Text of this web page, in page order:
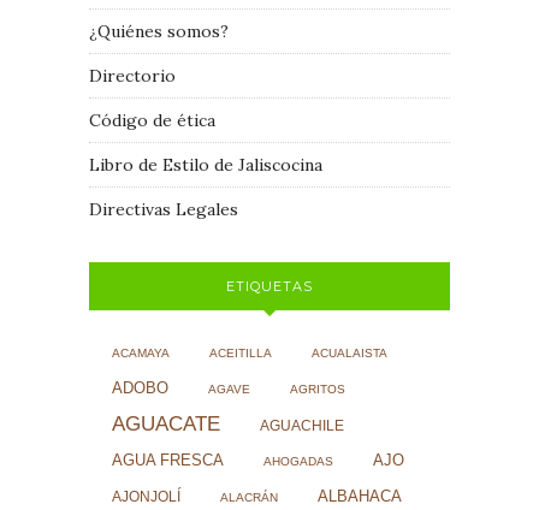
¿Quiénes somos?
Directorio
Código de ética
Libro de Estilo de Jaliscocina
Directivas Legales
ETIQUETAS
ACAMAYA ACEITILLA ACUALAISTA
ADOBO AGAVE AGRITOS
AGUACATE AGUACHILE
AGUA FRESCA AHOGADAS AJO
AJONJOLÍ ALACRÁN ALBAHACA